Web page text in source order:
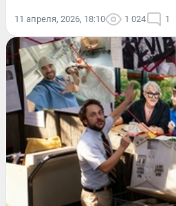
11 апреля, 2026, 18:10 1 024 1